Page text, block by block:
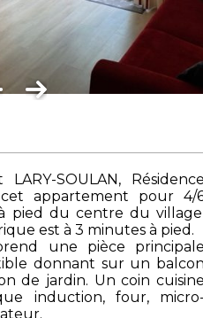
SOULAN,
cet appartement pour 4/
pied du centre du
est à 3 minutes à pied.
une pièce
donnant sur un
de jardin. Un coin
induction, four,